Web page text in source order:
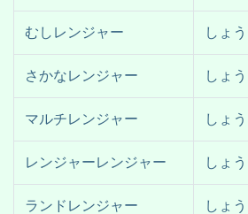
むしレンジャー しょ
さかなレンジャー しょ
マルチレンジャー しょ
レンジャーレンジャー しょ
ランドレンジャー しょ